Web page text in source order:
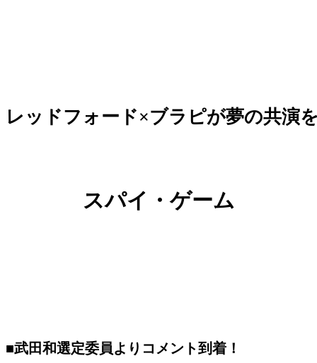
レッドフォード×ブラピが夢の共演
スパイ・ゲーム
■武田和選定委員よりコメント到着！